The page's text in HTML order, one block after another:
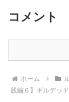
コメント
ホーム
践編６】ギルデッ